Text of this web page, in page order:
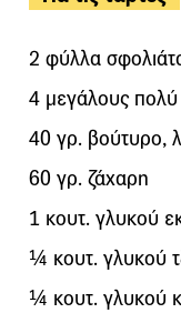
2 φύλλα
4 μεγάλους
40 γρ. βούτυρο,
60 γρ. ζάχαρη
1 κουτ. γλυκού
¼ κουτ. γλυκού
¼ κουτ. γλυκού